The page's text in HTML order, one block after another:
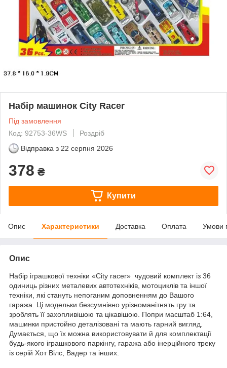
Набір машинок City Racer
Під замовлення
Код: 92753-36WS
Роздріб
Відправка з 22 серпня 2026
378 ₴
Купити
Опис Характеристики Доставка Оплата Умови
Опис
Набір іграшкової техніки «City racer» чудовий комплект із 36
одиниць різних металевих автотехніків, мотоциклів та іншої
техніки, які стануть непоганим доповненням до Вашого
гаража. Ці модельки безсумнівно урізноманітнять гру та
зроблять її захопливішою та цікавішою. Попри масштаб 1:64,
машинки пристойно деталізовані та мають гарний вигляд.
Думається, що їх можна використовувати й для комплектації
будь-якого іграшкового паркінгу, гаража або інерційного треку
із серій Хот Вілс, Вадер та інших.